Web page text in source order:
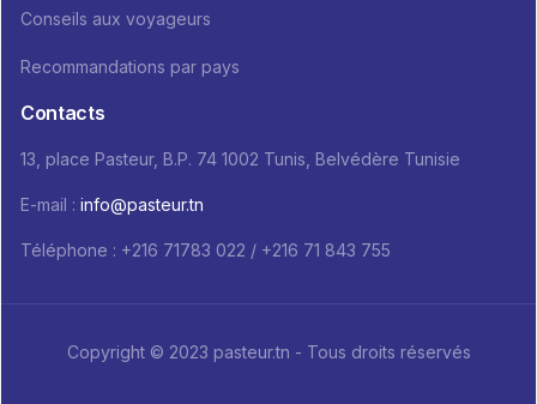
Conseils aux voyageurs
Recommandations par pays
Contacts
13, place Pasteur, B.P. 74 1002 Tunis, Belvédère Tunisie
E-mail : info@pasteur.tn
Téléphone : +216 71783 022 / +216 71 843 755
Copyright © 2023 pasteur.tn - Tous droits réservés